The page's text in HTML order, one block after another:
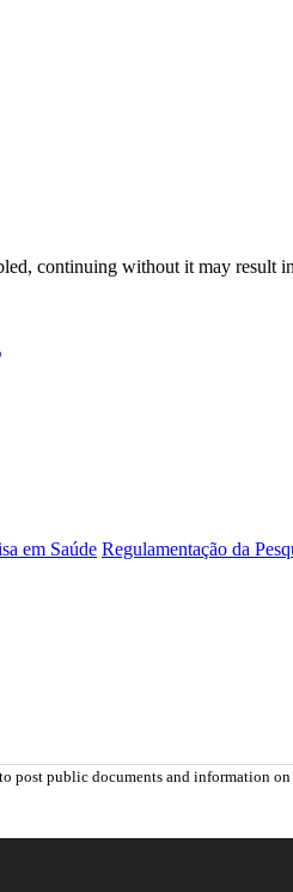
continuing without it may result
em Saúde Regulamentação da
post public documents and information